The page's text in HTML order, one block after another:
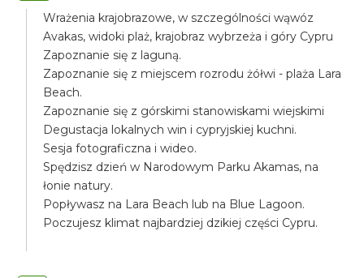
Wrażenia krajobrazowe, w szczególności wąwóz
Avakas, widoki plaż, krajobraz wybrzeża i góry Cypru
Zapoznanie się z laguną.
Zapoznanie się z miejscem rozrodu żółwi - plaża Lara
Beach.
Zapoznanie się z górskimi stanowiskami wiejskimi
Degustacja lokalnych win i cypryjskiej kuchni.
Sesja fotograficzna i wideo.
Spędzisz dzień w Narodowym Parku Akamas, na
łonie natury.
Popływasz na Lara Beach lub na Blue Lagoon.
Poczujesz klimat najbardziej dzikiej części Cypru.